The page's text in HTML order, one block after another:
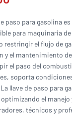
paso para gasolina
para maquinaria
restringir el flujo de
y el mantenimiento
el paso del
soporta
llave de paso para
el manejo
técnicos y